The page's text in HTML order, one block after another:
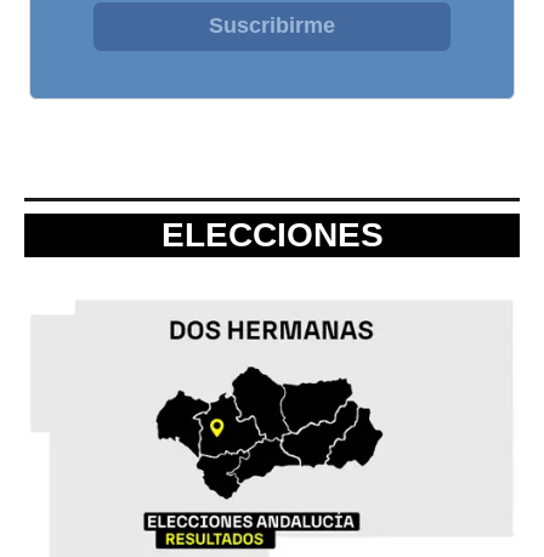
Suscribirme
ELECCIONES